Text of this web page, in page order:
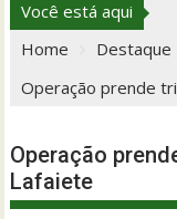
Você está aqui
Home
Destaque
Operação prende
Operação
Lafaiete